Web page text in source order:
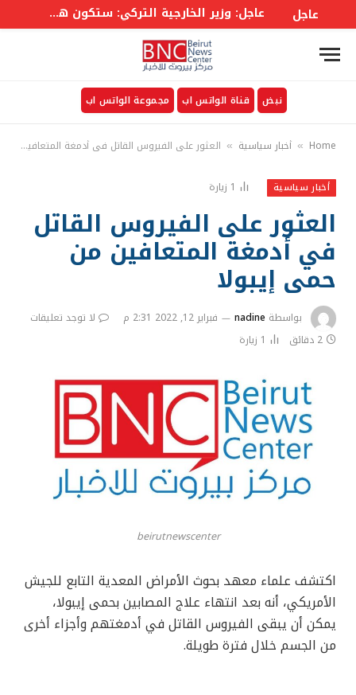
عاجل عاجل: وزير الخارجية التركي: ستكون هناك لجنة وزارية في إطار الاتفاق على غرار حلف الأطلسي إلى جانب أمانة عامة
نبض قناة الواتس اب مجموعة الواتس اب
Home
» أخبار سياسية » العثور على الفيروس القاتل في أدمغة المتعافين من حمى إيبولا
أخبار سياسية 1 زيارة
العثور على الفيروس القاتل
في أدمغة المتعافين من
حمى إيبولا
بواسطة nadine فبراير 12, 2022 2:31 م
لا توجد تعليقات
2 دقائق
1 زيارة
beirutnewscenter
اكتشف علماء معهد بحوث الأمراض المعدية التابع للجيش
الأمريكي، أنه بعد انتهاء علاج المصابين بحمى إيبولا،
يمكن أن يبقى الفيروس القاتل في أدمغتهم وأجزاء أخرى
من الجسم خلال فترة طويلة.